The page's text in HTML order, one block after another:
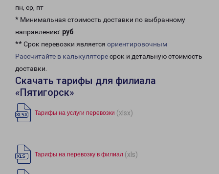
пн, ср, пт
* Минимальная стоимость доставки по выбранному
направлению: руб.
** Срок перевозки является ориентировочным
Рассчитайте в калькуляторесрок и детальную стоимость
доставки.
Скачать тарифы для филиала
«Пятигорск»
Тарифы на услуги перевозки (xlsx)
Тарифы на перевозку в филиал (xls)